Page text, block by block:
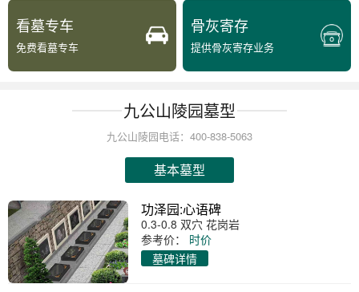
看墓专车
免费看墓专车
骨灰寄存
提供骨灰寄存业务
九公山陵园墓型
九公山陵园电话：400-838-5063
基本墓型
功泽园:心语碑
0.3-0.8 双穴 花岗岩
参考价：
时价
墓碑详情